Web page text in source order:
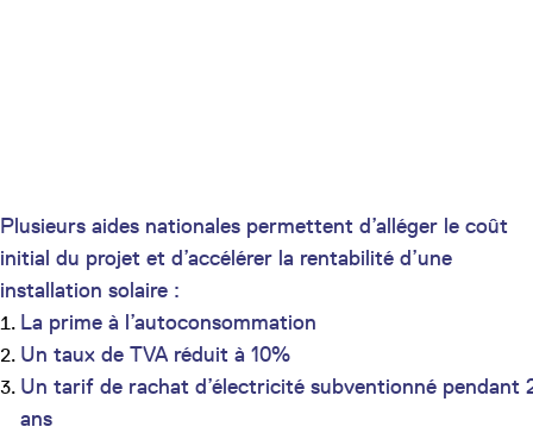
Plusieurs aides nationales permettent d’alléger le coût
initial du projet et d’accélérer la rentabilité d’une
installation solaire :
La prime à l’autoconsommation
Un taux de TVA réduit à 10%
Un tarif de rachat d’électricité subventionné pendant
ans